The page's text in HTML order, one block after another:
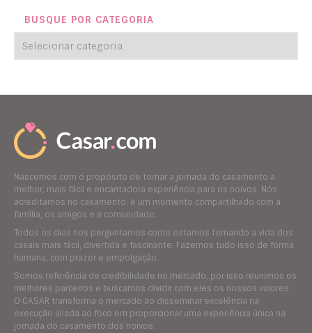
BUSQUE POR CATEGORIA
Nascemos com o propósito de tornar a jornada do casamento a
melhor, mais fácil e encantadora experiência para os noivos. Nós
acreditamos no casamento: é um momento compartilhado com a
família, os amigos e a comunidade.
Todos os dias nos perguntamos como estamos tornando a vida dos
casais mais fácil, divertida e fascinante. Fazemos tudo isso de forma
humana, com prazer e empolgação.
Somos referência de credibilidade no mercado, por isso reunimos os
melhores parceiros e buscamos dividir com eles os nossos valores.
O CASAR transforma o mercado ao disseminar excelência na
execução aliada ao foco em proporcionar uma experiência única na
jornada do casamento dos noivos.